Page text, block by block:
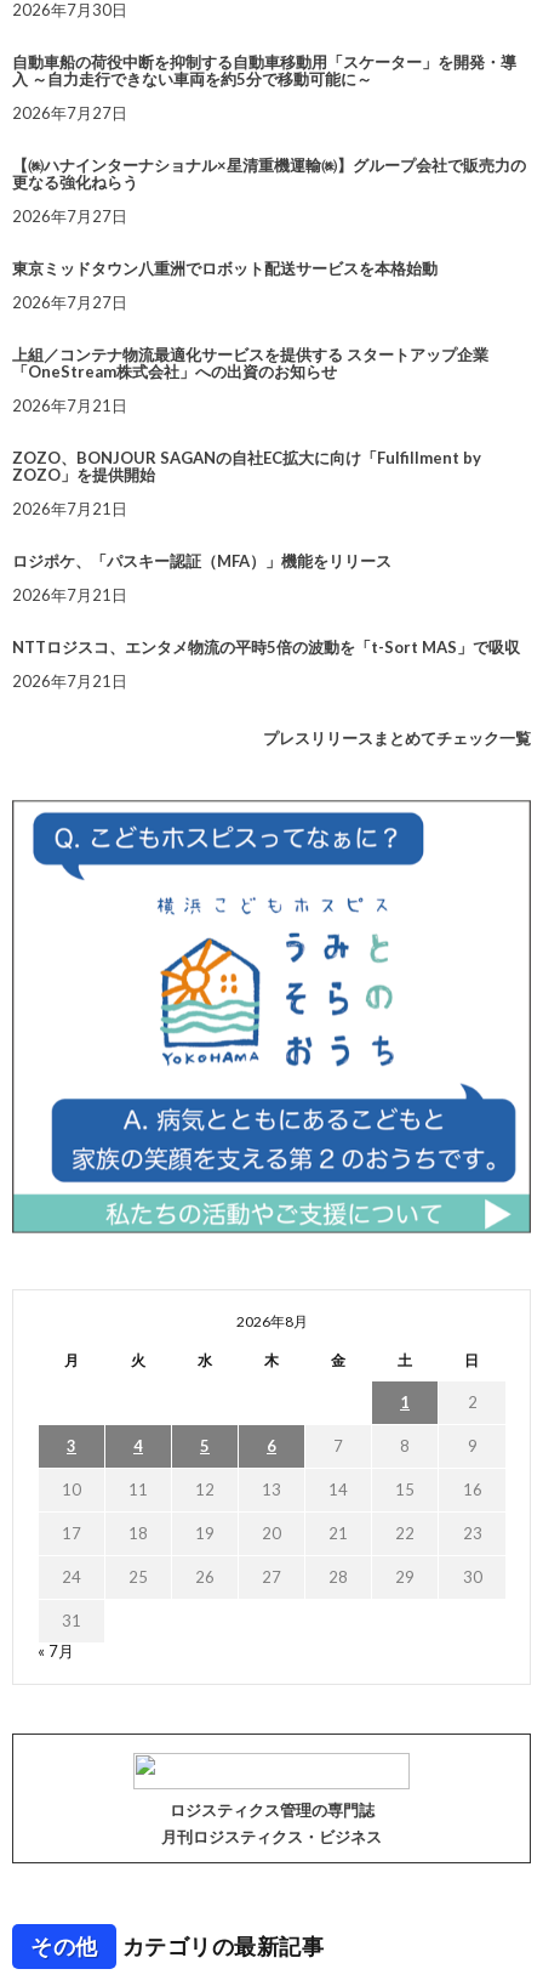
2026年7月30日
自動車船の荷役中断を抑制する自動車移動用「スケーター」を開発・導
入 ～自力走行できない車両を約5分で移動可能に～
2026年7月27日
【㈱ハナインターナショナル×星清重機運輸㈱】グループ会社で販売力の
更なる強化ねらう
2026年7月27日
東京ミッドタウン八重洲でロボット配送サービスを本格始動
2026年7月27日
上組／コンテナ物流最適化サービスを提供する スタートアップ企業
「OneStream株式会社」への出資のお知らせ
2026年7月21日
ZOZO、BONJOUR SAGANの自社EC拡大に向け「Fulfillment by
ZOZO」を提供開始
2026年7月21日
ロジポケ、「パスキー認証（MFA）」機能をリリース
2026年7月21日
NTTロジスコ、エンタメ物流の平時5倍の波動を「t-Sort MAS」で吸収
2026年7月21日
プレスリリースまとめてチェック一覧
2026年8月
月 火 水 木 金 土 日
1 2
3 4 5 6 7 8 9
10 11 12 13 14 15 16
17 18 19 20 21 22 23
24 25 26 27 28 29 30
31
« 7月
ロジスティクス管理の専門誌
月刊ロジスティクス・ビジネス
その他 カテゴリの最新記事